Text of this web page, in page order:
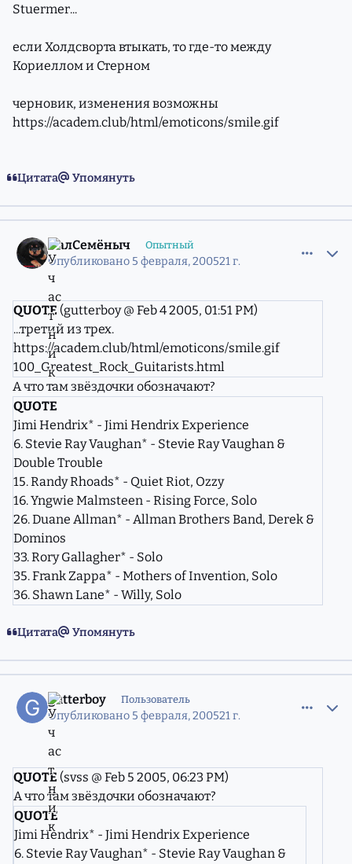
Stuermer...
если Холдсворта втыкать, то где-то между
Кориеллом и Стерном
черновик, изменения возможны
https://academ.club/html/emoticons/smile.gif
Цитата Упомянуть
ПалСемёныч Опытный
Опубликовано 5 февраля, 200521 г.
QUOTE (gutterboy @ Feb 4 2005, 01:51 PM)
...третий из трех.
https://academ.club/html/emoticons/smile.gif
100_Greatest_Rock_Guitarists.html
А что там звёздочки обозначают?
QUOTE
Jimi Hendrix* - Jimi Hendrix Experience
6. Stevie Ray Vaughan* - Stevie Ray Vaughan &
Double Trouble
15. Randy Rhoads* - Quiet Riot, Ozzy
16. Yngwie Malmsteen - Rising Force, Solo
26. Duane Allman* - Allman Brothers Band, Derek &
Dominos
33. Rory Gallagher* - Solo
35. Frank Zappa* - Mothers of Invention, Solo
36. Shawn Lane* - Willy, Solo
Цитата Упомянуть
gutterboy Пользователь
Опубликовано 5 февраля, 200521 г.
QUOTE (svss @ Feb 5 2005, 06:23 PM)
А что там звёздочки обозначают?
QUOTE
Jimi Hendrix* - Jimi Hendrix Experience
6. Stevie Ray Vaughan* - Stevie Ray Vaughan &